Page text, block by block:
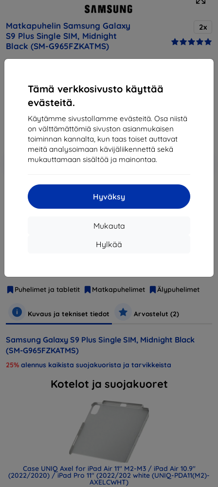
Tämä verkkosivusto käyttää
evästeitä.
Käytämme sivustollamme evästeitä. Osa niistä
on välttämättömiä sivuston asianmukaisen
toiminnan kannalta, kun taas toiset auttavat
meitä analysoimaan kävijäliikennettä sekä
mukauttamaan sisältöä ja mainontaa.
Hyväksy
Mukauta
Hylkää
Matkapuhelin Samsung Galaxy
S9 Plus Single SIM, Midnight
Black (SM-G965FZKATMS)
2x
542,90 €
488,61 €
-10%
Alennus kupongilla
Loppuunmyyty
Puhelimet ja tabletit
Matkapuhelimet Älypuhelimet
Kuvaus ja tekniset tiedot Arvostelut (2)
Samsung Galaxy S9 Plus Single SIM, Midnight Black
(SM-G965FZKATMS)
25% alennus kaikista suojakuorista ja tarvikkeista
Kotelot ja suojakuoret
Case UNIQ Axel for iPad Air 11" M2-M3 / iPad Air 10.9"
(2022/2020) / iPad Pro 11" (2022/202 white (UNIQ-PDA11(M2)-
AXELCWHT)